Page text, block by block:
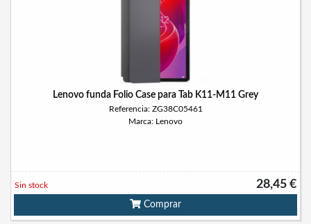
Lenovo funda Folio Case para Tab K11-M11 Grey
Referencia: ZG38C05461
Marca: Lenovo
28,45 €
Sin stock
Comprar